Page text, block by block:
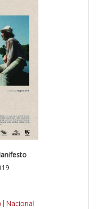
Nacional